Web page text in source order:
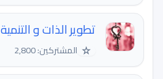
تطوير الذات و
☆ المشتركين: 2,800